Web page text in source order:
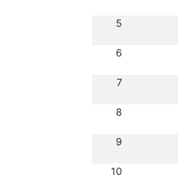
5
6
7
8
9
10